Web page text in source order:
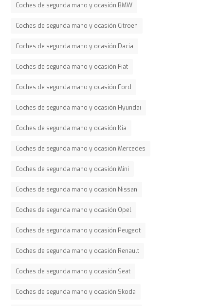
Coches de segunda mano y ocasión BMW
Coches de segunda mano y ocasión Citroen
Coches de segunda mano y ocasión Dacia
Coches de segunda mano y ocasión Fiat
Coches de segunda mano y ocasión Ford
Coches de segunda mano y ocasión Hyundai
Coches de segunda mano y ocasión Kia
Coches de segunda mano y ocasión Mercedes
Coches de segunda mano y ocasión Mini
Coches de segunda mano y ocasión Nissan
Coches de segunda mano y ocasión Opel
Coches de segunda mano y ocasión Peugeot
Coches de segunda mano y ocasión Renault
Coches de segunda mano y ocasión Seat
Coches de segunda mano y ocasión Skoda